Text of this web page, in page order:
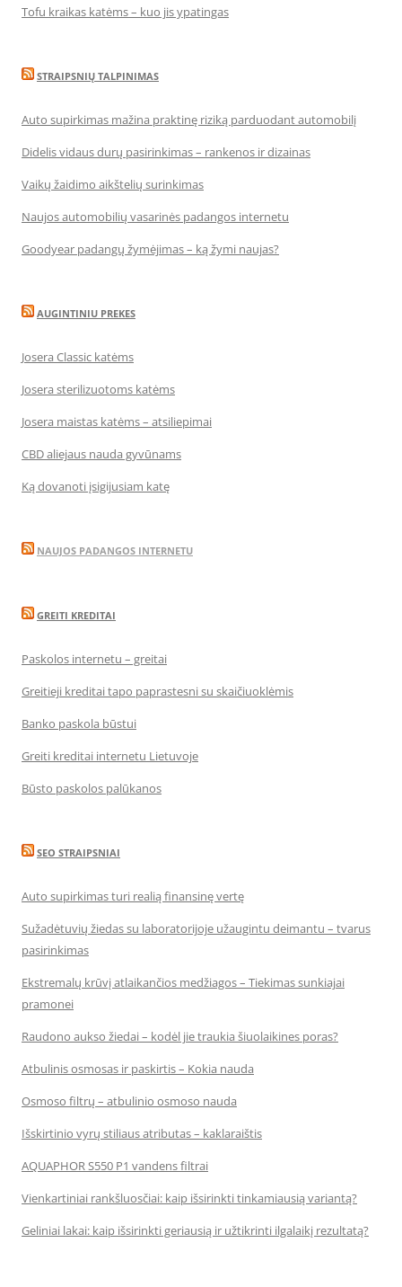
Tofu kraikas katėms – kuo jis ypatingas
STRAIPSNIŲ TALPINIMAS
Auto supirkimas mažina praktinę riziką parduodant automobilį
Didelis vidaus durų pasirinkimas – rankenos ir dizainas
Vaikų žaidimo aikštelių surinkimas
Naujos automobilių vasarinės padangos internetu
Goodyear padangų žymėjimas – ką žymi naujas?
AUGINTINIU PREKES
Josera Classic katėms
Josera sterilizuotoms katėms
Josera maistas katėms – atsiliepimai
CBD aliejaus nauda gyvūnams
Ką dovanoti įsigijusiam katę
NAUJOS PADANGOS INTERNETU
GREITI KREDITAI
Paskolos internetu – greitai
Greitieji kreditai tapo paprastesni su skaičiuoklėmis
Banko paskola būstui
Greiti kreditai internetu Lietuvoje
Būsto paskolos palūkanos
SEO STRAIPSNIAI
Auto supirkimas turi realią finansinę vertę
Sužadėtuvių žiedas su laboratorijoje užaugintu deimantu – tvarus
pasirinkimas
Ekstremalų krūvį atlaikančios medžiagos – Tiekimas sunkiajai
pramonei
Raudono aukso žiedai – kodėl jie traukia šiuolaikines poras?
Atbulinis osmosas ir paskirtis – Kokia nauda
Osmoso filtrų – atbulinio osmoso nauda
Išskirtinio vyrų stiliaus atributas – kaklaraištis
AQUAPHOR S550 P1 vandens filtrai
Vienkartiniai rankšluosčiai: kaip išsirinkti tinkamiausią variantą?
Geliniai lakai: kaip išsirinkti geriausią ir užtikrinti ilgalaikį rezultatą?